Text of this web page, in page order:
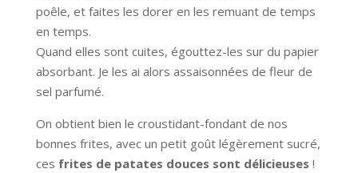
poêle, et faites les dorer en les remuant de temps
en temps.
Quand elles sont cuites, égouttez-les sur du papier
absorbant. Je les ai alors assaisonnées de fleur de
sel parfumé.
On obtient bien le croustidant-fondant de nos
bonnes frites, avec un petit goût légèrement sucré,
ces frites de patates douces sont délicieuses !